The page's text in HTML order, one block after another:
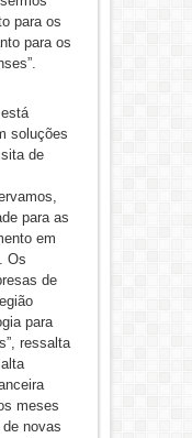
para os
para os
soluções
de
para as
em
Os
de
para
ressalta
meses
novas